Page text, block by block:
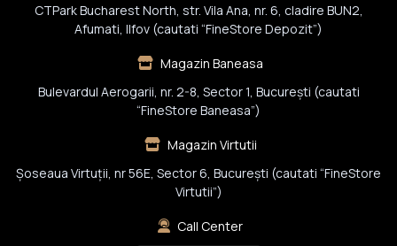
CTPark Bucharest North, str. Vila Ana, nr. 6, cladire BUN2,
Afumati, Ilfov (cautati “FineStore Depozit”)
Magazin Baneasa
Bulevardul Aerogarii, nr. 2-8, Sector 1, Bucureşti (cautati
“FineStore Baneasa”)
Magazin Virtutii
Șoseaua Virtuții, nr 56E, Sector 6, București (cautati “FineStore
Virtutii”)
Call Center